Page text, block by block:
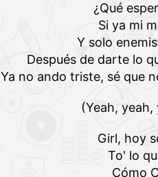
¿Qué
Si ya mi
Y solo
Después de darte lo
Ya no ando triste, sé que
(Yeah, yeah,
Girl, hoy
To' lo
Cómo